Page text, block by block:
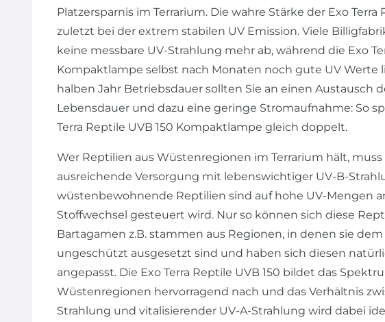
Platzersparnis im Terrarium. Die wahre Stärke der Exo
zuletzt bei der extrem stabilen UV Emission. Viele
keine messbare UV-Strahlung mehr ab, während die Exo
Kompaktlampe selbst nach Monaten noch gute UV Werte
halben Jahr Betriebsdauer sollten Sie an einen Austausch
Lebensdauer und dazu eine geringe Stromaufnahme: So
Terra Reptile UVB 150 Kompaktlampe gleich doppelt.
Wer Reptilien aus Wüstenregionen im Terrarium hält,
ausreichende Versorgung mit lebenswichtiger UV-B-
wüstenbewohnende Reptilien sind auf hohe UV-Mengen
Stoffwechsel gesteuert wird. Nur so können sich diese
Bartagamen z.B. stammen aus Regionen, in denen sie
ungeschützt ausgesetzt sind und haben sich diesen
angepasst. Die Exo Terra Reptile UVB 150 bildet das
Wüstenregionen hervorragend nach und das Verhältnis
Strahlung und vitalisierender UV-A-Strahlung wird dabei